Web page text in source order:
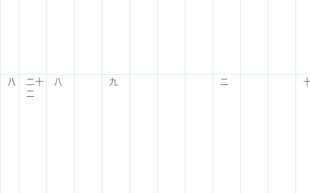
八
二十
二
八 九 二